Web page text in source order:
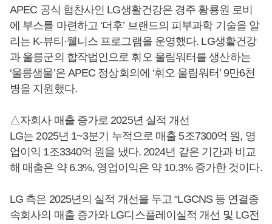
APEC 공식 협찬사인 LG생활건강은 경주 황룡원 로비
에 부스를 마련하고 ‘더후’ 브랜드의 피부과학 기술을 알
리는 K-뷰티·웰니스 프로그램을 운영했다. LG생활건강
과 울릉군의 합작법인으로 휘오 울림워터를 생산하는
‘울릉샘물’은 APEC 정상회의에 ‘휘오 울림워터’ 9만6천
병을 지원했다.
△자회사 매출 증가로 2025년 실적 개선
LG는 2025년 1~3분기 누적으로 매출 5조7300억 원, 영
업이익 1조3340억 원을 냈다. 2024년 같은 기간과 비교
해 매출은 약 6.3%, 영업이익은 약 10.3% 증가한 것이다.
LG 측은 2025년의 실적 개선을 두고 “LGCNS 등 연결종
속회사의 매출 증가와 LG디스플레이실적 개선 및 LG전